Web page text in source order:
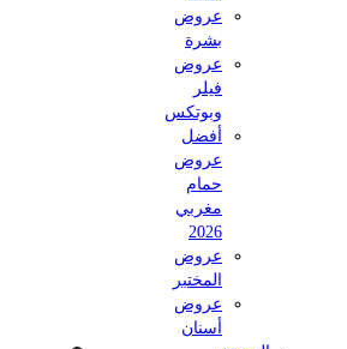
عروض
بشرة
عروض
وبوتكس
أفضل
عروض
حمام
مغربي
عروض
المختبر
عروض
أسنان